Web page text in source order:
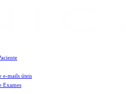
e-mails úteis
Exames